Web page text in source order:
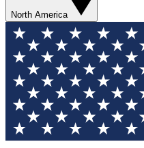
North America